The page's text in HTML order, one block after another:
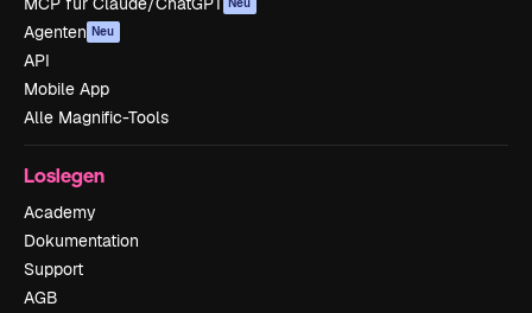
Agenten Neu
API
Mobile App
Alle Magnific-Tools
Loslegen
Academy
Dokumentation
Support
AGB